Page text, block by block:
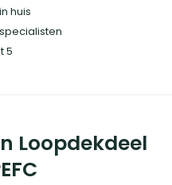
huis
5
Loopdekdeel